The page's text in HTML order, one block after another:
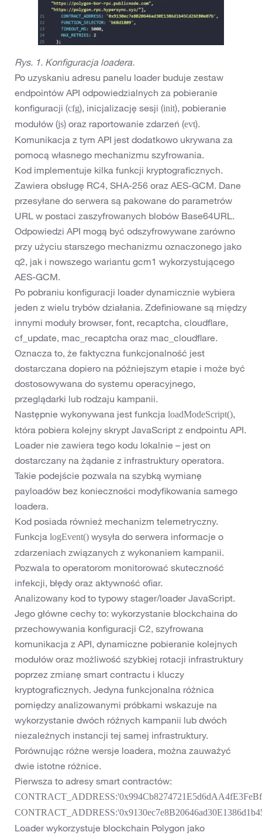
Rys. 1. Konfiguracja loadera.
Po uzyskaniu adresu panelu loader buduje zestaw
endpointów API odpowiedzialnych za pobieranie
konfiguracji (cfg), inicjalizację sesji (init), pobieranie
modułów (js) oraz raportowanie zdarzeń (evt).
Komunikacja z tym API jest dodatkowo ukrywana za
pomocą własnego mechanizmu szyfrowania.
Kod implementuje kilka funkcji kryptograficznych.
Zawiera obsługę RC4, SHA-256 oraz AES-GCM. Dane
przesyłane do serwera są pakowane do parametrów
URL w postaci zaszyfrowanych blobów Base64URL.
Odpowiedzi API mogą być odszyfrowywane zarówno
przy użyciu starszego mechanizmu oznaczonego jako
q2, jak i nowszego wariantu gcm1 wykorzystującego
AES-GCM.
Po pobraniu konfiguracji loader dynamicznie wybiera
jeden z wielu trybów działania. Zdefiniowane są między
innymi moduły browser, font, recaptcha, cloudflare,
cf_update, mac_recaptcha oraz mac_cloudflare.
Oznacza to, że faktyczna funkcjonalność jest
dostarczana dopiero na późniejszym etapie i może być
dostosowywana do systemu operacyjnego,
przeglądarki lub rodzaju kampanii.
Następnie wykonywana jest funkcja loadModeScript(),
która pobiera kolejny skrypt JavaScript z endpointu API.
Loader nie zawiera tego kodu lokalnie – jest on
dostarczany na żądanie z infrastruktury operatora.
Takie podejście pozwala na szybką wymianę
payloadów bez konieczności modyfikowania samego
loadera.
Kod posiada również mechanizm telemetryczny.
Funkcja logEvent() wysyła do serwera informacje o
zdarzeniach związanych z wykonaniem kampanii.
Pozwala to operatorom monitorować skuteczność
infekcji, błędy oraz aktywność ofiar.
Analizowany kod to typowy stager/loader JavaScript.
Jego główne cechy to: wykorzystanie blockchaina do
przechowywania konfiguracji C2, szyfrowana
komunikacja z API, dynamiczne pobieranie kolejnych
modułów oraz możliwość szybkiej rotacji infrastruktury
poprzez zmianę smart contractu i kluczy
kryptograficznych. Jedyna funkcjonalna różnica
pomiędzy analizowanymi próbkami wskazuje na
wykorzystanie dwóch różnych kampanii lub dwóch
niezależnych instancji tej samej infrastruktury.
Porównując różne wersje loadera, można zauważyć
dwie istotne różnice.
Pierwsza to adresy smart contractów:
Loader wykorzystuje blockchain Polygon jako